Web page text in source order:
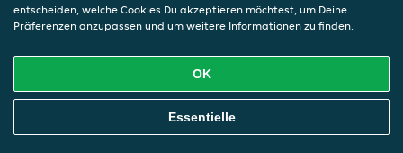
überbacken
11,00 €
Maccheroni di Pollo
Online Essen Bestellen
entscheiden, welche Cookies Du akzeptieren möchtest, um Deine
Präferenzen anzupassen und um weitere Informationen zu finden.
OK
Essentielle